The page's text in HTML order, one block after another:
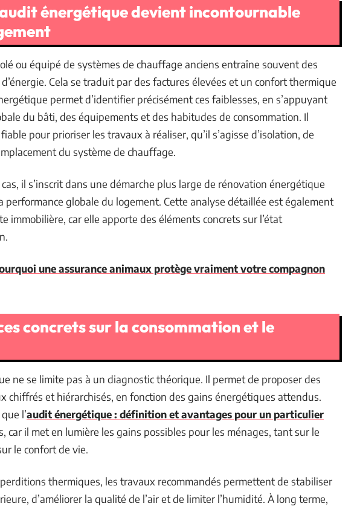
énergétique devient incontournable
ou équipé de systèmes de chauffage anciens entraîne souvent des
Cela se traduit par des factures élevées et un confort thermique
permet d’identifier précisément ces faiblesses, en s’appuyant
du bâti, des équipements et des habitudes de consommation. Il
pour prioriser les travaux à réaliser, qu’il s’agisse d’isolation, de
du système de chauffage.
il s’inscrit dans une démarche plus large de rénovation énergétique
performance globale du logement. Cette analyse détaillée est également
immobilière, car elle apporte des éléments concrets sur l’état
une assurance animaux protège vraiment votre compagnon
concrets sur la consommation et le
ne se limite pas à un diagnostic théorique. Il permet de proposer des
chiffrés et hiérarchisés, en fonction des gains énergétiques attendus.
l’audit énergétique : définition et avantages pour un particulier
car il met en lumière les gains possibles pour les ménages, tant sur le
le confort de vie.
thermiques, les travaux recommandés permettent de stabiliser
d’améliorer la qualité de l’air et de limiter l’humidité. À long terme,